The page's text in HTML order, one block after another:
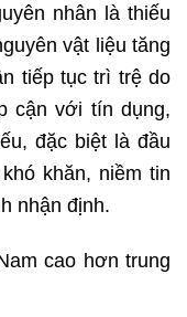
nhân là thiếu
vật liệu tăng
tiếp tục trì trệ do
cận với tín dụng,
đặc biệt là đầu
khăn, niềm tin
nhận định.